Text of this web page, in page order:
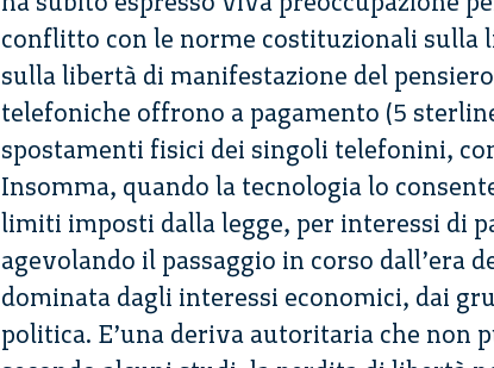
conflitto con le norme costituzionali sulla
sulla libertà di manifestazione del
telefoniche offrono a pagamento (5
spostamenti fisici dei singoli telefonini,
Insomma, quando la tecnologia lo
limiti imposti dalla legge, per interessi di
agevolando il passaggio in corso dall’era
dominata dagli interessi economici, dai
politica. E’una deriva autoritaria che non